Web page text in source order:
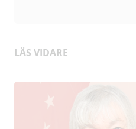
LÄS VIDARE